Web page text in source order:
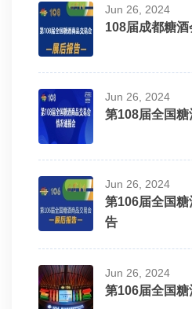
Jun 26, 2024
108届成都糖
Jun 26, 2024
第108届全国
Jun 26, 2024
第106届全国
告
Jun 26, 2024
第106届全国